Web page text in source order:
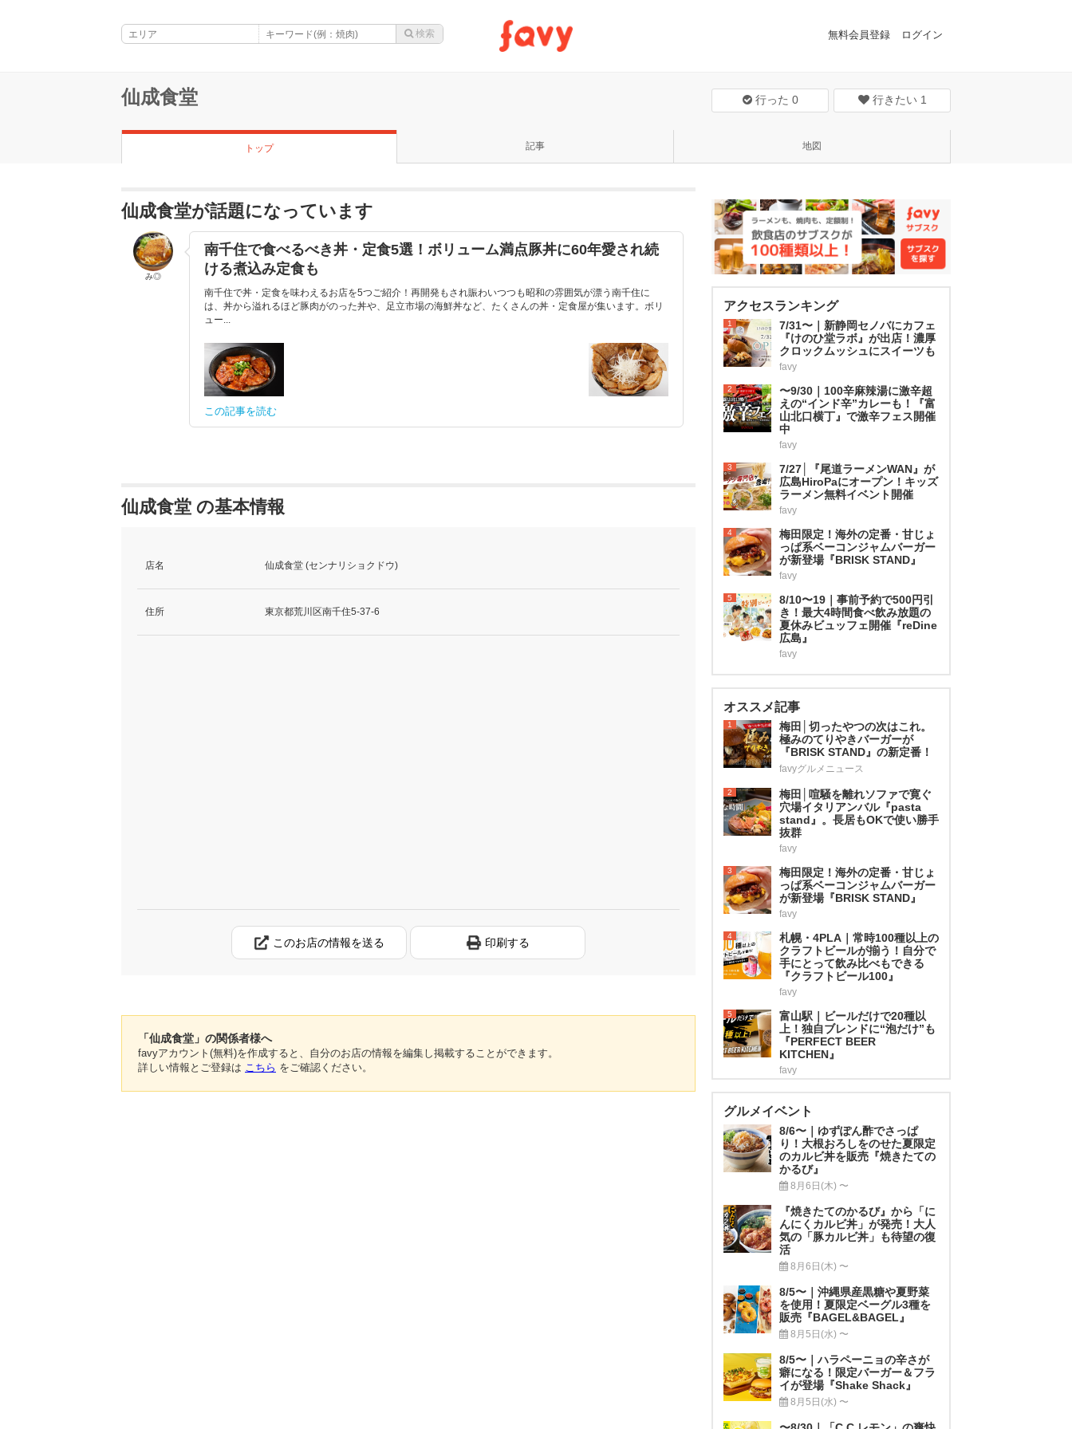
無料会員登録 ログイン
仙成食堂 行った 0 行きたい 1
トップ 記事 地図
仙成食堂が話題になっています
み◎
南千住で食べるべき丼・定食5選！ボリューム満点豚丼に60年愛され続
ける煮込み定食も
南千住で丼・定食を味わえるお店を5つご紹介！再開発もされ賑わいつつも昭和の雰囲気が漂う南千住に
は、丼から溢れるほど豚肉がのった丼や、足立市場の海鮮丼など、たくさんの丼・定食屋が集います。ボリ
ュー...
この記事を読む
仙成食堂 の基本情報
店名 仙成食堂 (センナリショクドウ)
住所 東京都荒川区南千住5-37-6
このお店の情報を送る 印刷する
「仙成食堂」の関係者様へ
favyアカウント(無料)を作成すると、自分のお店の情報を編集し掲載することができます。
詳しい情報とご登録は こちら をご確認ください。
アクセスランキング
1
7/31〜｜新静岡セノバにカフェ
『けのひ堂ラボ』が出店！濃厚
クロックムッシュにスイーツも
favy
2
〜9/30｜100辛麻辣湯に激辛超
えの“インド辛”カレーも！『富
山北口横丁』で激辛フェス開催
中
favy
3
7/27│『尾道ラーメンWAN』が
広島HiroPaにオープン！キッズ
ラーメン無料イベント開催
favy
4
梅田限定！海外の定番・甘じょ
っぱ系ベーコンジャムバーガー
が新登場『BRISK STAND』
favy
5
8/10〜19｜事前予約で500円引
き！最大4時間食べ飲み放題の
夏休みビュッフェ開催『reDine
広島』
favy
オススメ記事
1
梅田│切ったやつの次はこれ。
極みのてりやきバーガーが
『BRISK STAND』の新定番！
favyグルメニュース
2
梅田│喧騒を離れソファで寛ぐ
穴場イタリアンバル『pasta
stand』。長居もOKで使い勝手
抜群
favy
3
梅田限定！海外の定番・甘じょ
っぱ系ベーコンジャムバーガー
が新登場『BRISK STAND』
favy
4
札幌・4PLA｜常時100種以上の
クラフトビールが揃う！自分で
手にとって飲み比べもできる
『クラフトビール100』
favy
5
富山駅｜ビールだけで20種以
上！独自ブレンドに“泡だけ”も
『PERFECT BEER
KITCHEN』
favy
グルメイベント
8/6〜｜ゆずぽん酢でさっぱ
り！大根おろしをのせた夏限定
のカルビ丼を販売『焼きたての
かるび』
8月6日(木) 〜
『焼きたてのかるび』から「に
んにくカルビ丼」が発売！大人
気の「豚カルビ丼」も待望の復
活
8月6日(木) 〜
8/5〜｜沖縄県産黒糖や夏野菜
を使用！夏限定ベーグル3種を
販売『BAGEL&BAGEL』
8月5日(水) 〜
8/5〜｜ハラペーニョの辛さが
癖になる！限定バーガー＆フラ
イが登場『Shake Shack』
8月5日(水) 〜